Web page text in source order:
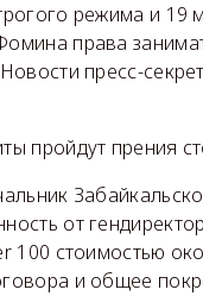
режима и
права
пресс-
пройдут прения
от
100 стоимостью
и общее